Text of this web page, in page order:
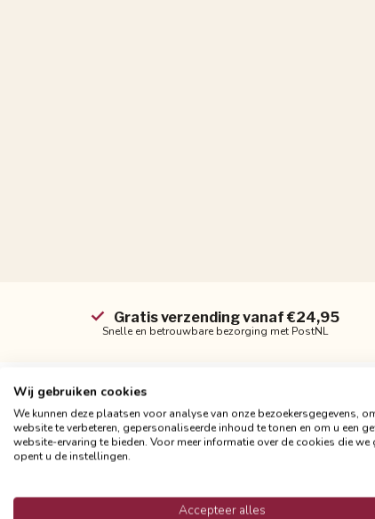
Gratis verzending vanaf €24,95
Snelle en betrouwbare bezorging met PostNL
Productomschrijving
Retro printjes en felle kleuren komen weer terug! Dit buiten
Wij gebruiken cookies
We kunnen deze plaatsen voor analyse van onze bezoekersgegevens,
website te verbeteren, gepersonaliseerde inhoud te tonen en om u een
website-ervaring te bieden. Voor meer informatie over de cookies die we
opent u de instellingen.
Accepteer alles